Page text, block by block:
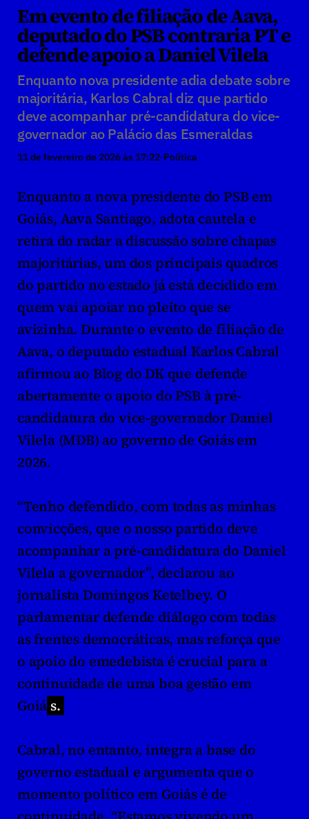
Em evento de filiação de Aava,
deputado do PSB contraria PT e
defende apoio a Daniel Vilela
Enquanto nova presidente adia debate sobre
majoritária, Karlos Cabral diz que partido
deve acompanhar pré-candidatura do vice-
governador ao Palácio das Esmeraldas
11 de fevereiro de 2026 às 17:22·Política
Enquanto a nova presidente do PSB em
Goiás, Aava Santiago, adota cautela e
retira do radar a discussão sobre chapas
majoritárias, um dos principais quadros
do partido no estado já está decidido em
quem vai apoiar no pleito que se
avizinha. Durante o evento de filiação de
Aava, o deputado estadual Karlos Cabral
afirmou ao Blog do DK que defende
abertamente o apoio do PSB à pré-
candidatura do vice-governador Daniel
Vilela (MDB) ao governo de Goiás em
2026.
“Tenho defendido, com todas as minhas
convicções, que o nosso partido deve
acompanhar a pré-candidatura do Daniel
Vilela a governador”, declarou ao
jornalista Domingos Ketelbey. O
parlamentar defende diálogo com todas
as frentes democráticas, mas reforça que
o apoio do emedebista é crucial para a
continuidade de uma boa gestão em
Goiá s.
Cabral, no entanto, integra a base do
governo estadual e argumenta que o
momento político em Goiás é de